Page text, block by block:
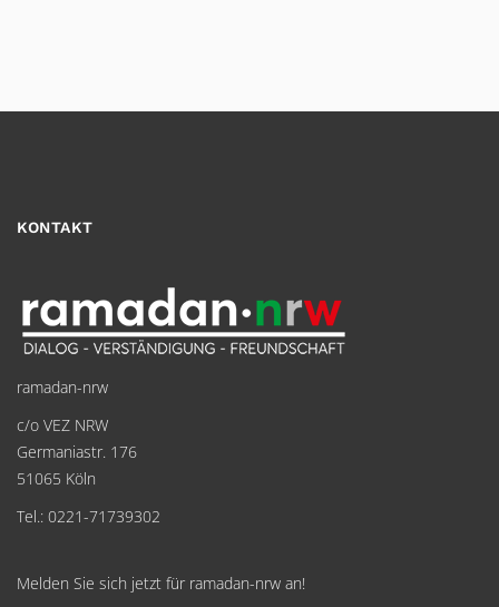
KONTAKT
ramadan-nrw
c/o VEZ NRW
Germaniastr. 176
51065 Köln
Tel.: 0221-71739302
Melden Sie sich jetzt für ramadan-nrw an!